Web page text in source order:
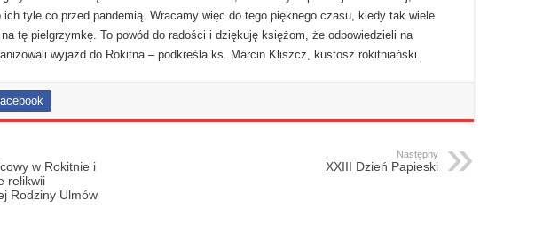
ich tyle co przed pandemią. Wracamy więc do tego pięknego czasu, kiedy tak wiele
tę pielgrzymkę. To powód do radości i dziękuję księżom, że odpowiedzieli na
wyjazd do Rokitna – podkreśla ks. Marcin Kliszcz, kustosz rokitniański.
w Rokitnie i
relikwii
Rodziny Ulmów
Następny
XXIII Dzień Papieski